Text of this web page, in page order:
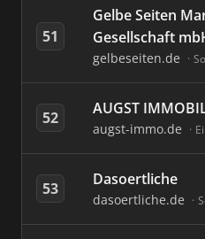
51
Gelbe Seiten
Gesellschaft
gelbeseiten.de
52 AUGST
augst-immo.de
53 Dasoertliche
dasoertliche.de